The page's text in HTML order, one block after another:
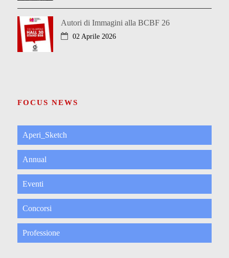
Autori di Immagini alla BCBF 26
02 Aprile 2026
FOCUS NEWS
Aperi_Sketch
Annual
Eventi
Concorsi
Professione